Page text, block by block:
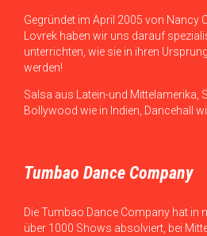
Gegründet im April 2005 von Nancy
Lovrek haben wir uns darauf
unterrichten, wie sie in ihren
werden!
Salsa aus Latein-und Mittelamerika,
Bollywood wie in Indien, Dancehall
Tumbao Dance Company
Die Tumbao Dance Company hat in
über 1000 Shows absolviert, bei